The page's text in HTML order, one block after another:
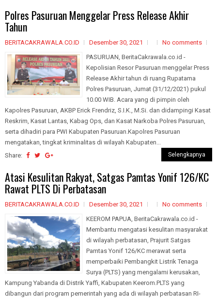
Polres Pasuruan Menggelar Press Release Akhir
Tahun
BERITACAKRAWALA.CO.ID Desember 30, 2021
No comments
PASURUAN, BeritaCakrawala.co.id -
Kepolisian Resor Pasuruan menggelar Press
Release Akhir tahun di ruang Rupatama
Polres Pasuruan, Jumat (31/12/2021) pukul
10.00 WIB. Acara yang di pimpin oleh
Kapolres Pasuruan, AKBP Erick Frendriz, S.I.K., M.Si. dan didampingi Kasat
Reskrim, Kasat Lantas, Kabag Ops, dan Kasat Narkoba Polres Pasuruan,
serta dihadiri para PWI Kabupaten Pasuruan.Kapolres Pasuruan
mengatakan, tingkat kriminalitas di wilayah Kabupaten...
Share:
Selengkapnya
Atasi Kesulitan Rakyat, Satgas Pamtas Yonif 126/KC
Rawat PLTS Di Perbatasan
BERITACAKRAWALA.CO.ID Desember 30, 2021
No comments
KEEROM PAPUA, BeritaCakrawala.co.id -
Membantu mengatasi kesulitan masyarakat
di wilayah perbatasan, Prajurit Satgas
Pamtas Yonif 126/KC merawat serta
memperbaiki Pembangkit Listrik Tenaga
Surya (PLTS) yang mengalami kerusakan,
Kampung Yabanda di Distrik Yaffi, Kabupaten Keerom.PLTS yang
dibangun dari program pemerintah yang ada di wilayah perbatasan RI-